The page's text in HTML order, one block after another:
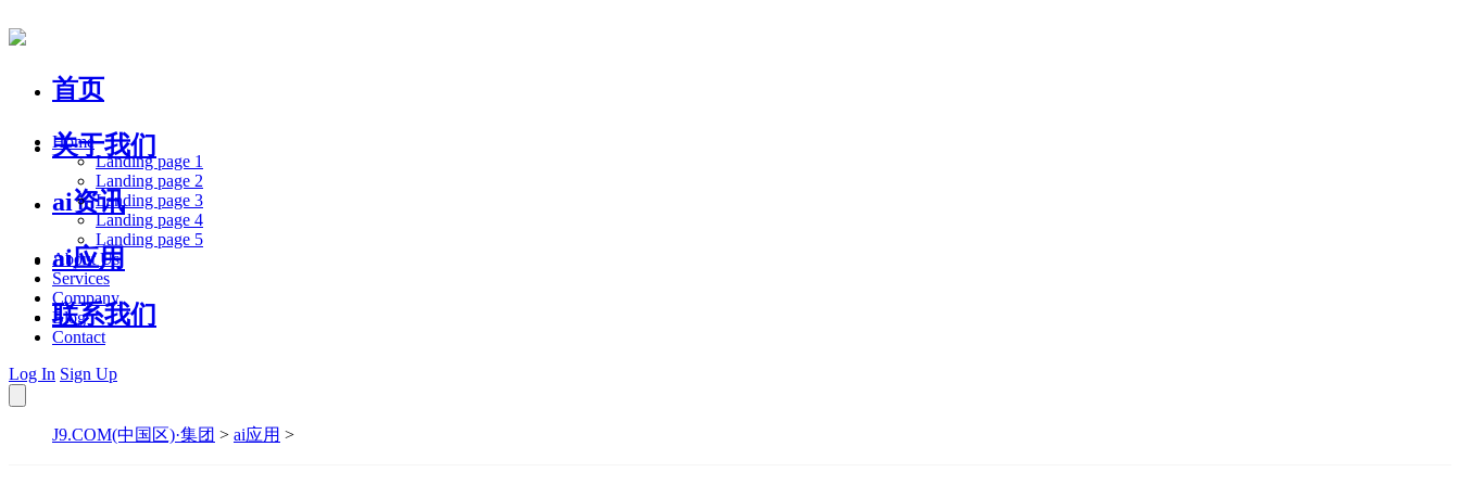
首页
关于我们
ai资讯
ai应用
联系我们
Home
Landing page 1
Landing page 2
Landing page 3
Landing page 4
Landing page 5
About Us
Services
Company
Blog
Contact
Log In Sign Up
J9.COM(中国区)·集团 > ai应用 >